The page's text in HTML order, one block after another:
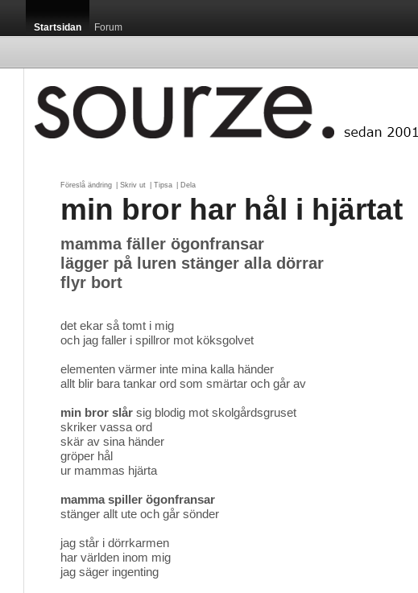
Startsidan Forum
Föreslå ändring Skriv ut Tipsa Dela
min bror har hål i hjärtat
mamma fäller ögonfransar
lägger på luren stänger alla dörrar
flyr bort
det ekar så tomt i mig
och jag faller i spillror mot köksgolvet
elementen värmer inte mina kalla händer
allt blir bara tankar ord som smärtar och går av
min bror slår sig blodig mot skolgårdsgruset
skriker vassa ord
skär av sina händer
gröper hål
ur mammas hjärta
mamma spiller ögonfransar
stänger allt ute och går sönder
jag står i dörrkarmen
har världen inom mig
jag säger ingenting